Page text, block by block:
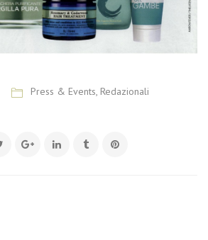
Press & Events, Redazionali